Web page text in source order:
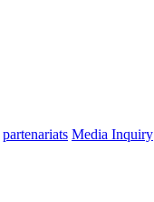
partenariats Media Inquiry